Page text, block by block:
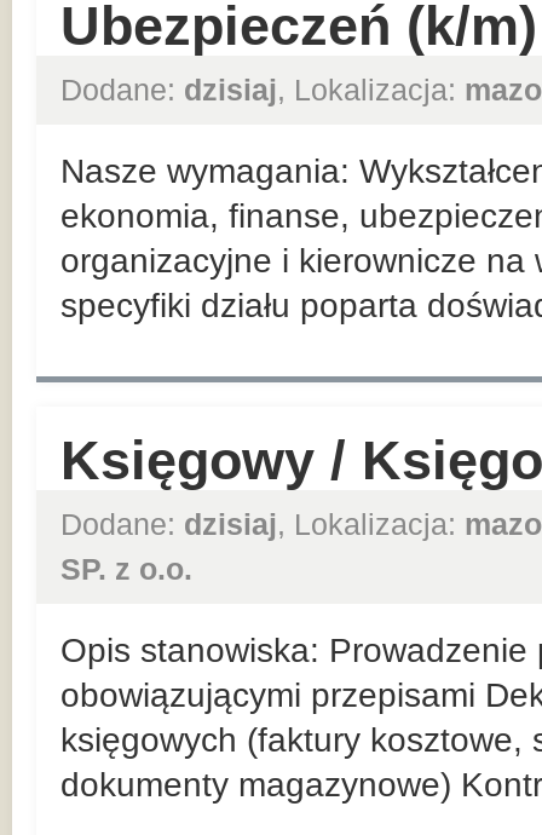
Ubezpieczeń (k/m)
Dodane: dzisiaj, Lokalizacja:
Nasze wymagania:
ekonomia, finanse,
organizacyjne i kierownicze
specyfiki działu poparta
Księgowy /
Dodane: dzisiaj, Lokalizacja:
SP. z o.o.
Opis stanowiska: Prowadzenie
obowiązującymi przepisami
księgowych (faktury
dokumenty magazynowe)